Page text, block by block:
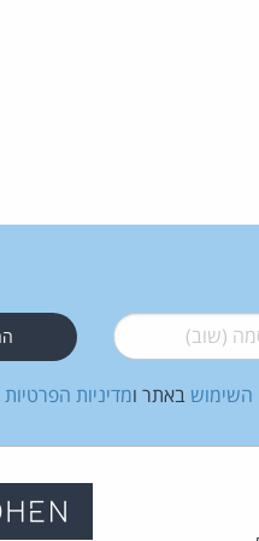
(שוב)*
השימוש באתר ומדיניות הפרטיות